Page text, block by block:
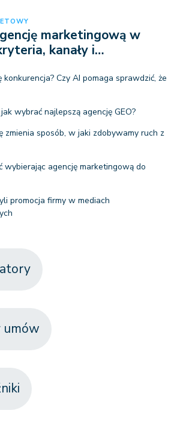
marketingową w
kanały i…
konkurencja? Czy AI pomaga sprawdzić, że
wybrać najlepszą agencję GEO?
zmienia sposób, w jaki zdobywamy ruch z
wybierając agencję marketingową do
promocja firmy w mediach
umów